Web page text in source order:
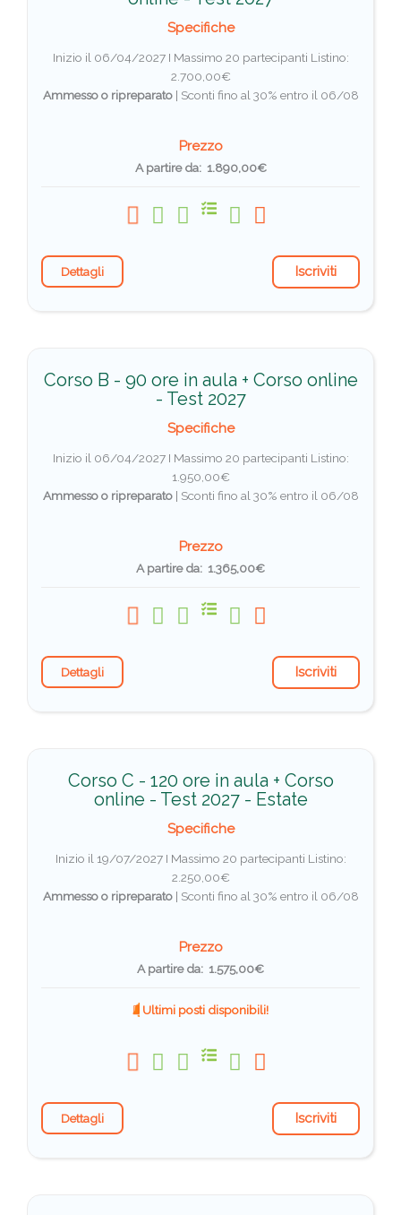
Specifiche
Inizio il 06/04/2027 I Massimo 20 partecipanti Listino:
2.700,00€
Ammesso o ripreparato| Sconti fino al 30% entro il 06/08
Prezzo
A partire da: 1.890,00€
Dettagli Iscriviti
Corso B - 90 ore in aula + Corso online
- Test 2027
Specifiche
Inizio il 06/04/2027 I Massimo 20 partecipanti Listino:
1.950,00€
Ammesso o ripreparato| Sconti fino al 30% entro il 06/08
Prezzo
A partire da: 1.365,00€
Dettagli Iscriviti
Corso C - 120 ore in aula + Corso
online - Test 2027 - Estate
Specifiche
Inizio il 19/07/2027 I Massimo 20 partecipanti Listino:
2.250,00€
Ammesso o ripreparato| Sconti fino al 30% entro il 06/08
Prezzo
A partire da: 1.575,00€
Ultimi posti disponibili!
Dettagli Iscriviti